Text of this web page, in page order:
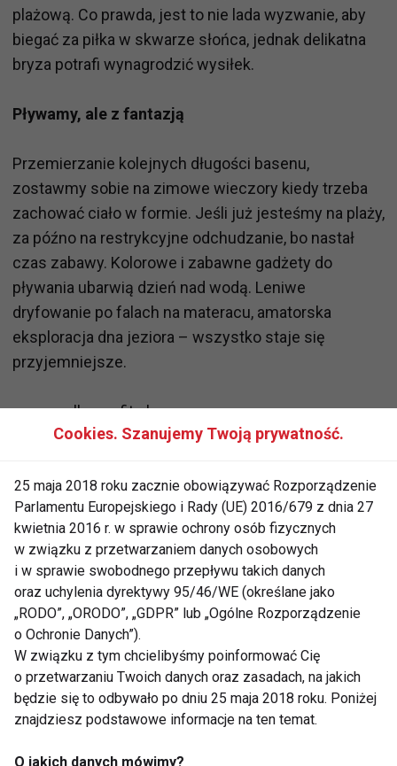
plażową. Co prawda, jest to nie lada wyzwanie, aby
biegać za piłka w skwarze słońca, jednak delikatna
bryza potrafi wynagrodzić wysiłek.
Pływamy, ale z fantazją
Przemierzanie kolejnych długości basenu,
zostawmy sobie na zimowe wieczory kiedy trzeba
zachować ciało w formie. Jeśli już jesteśmy na plaży,
za późno na restrykcyjne odchudzanie, bo nastał
czas zabawy. Kolorowe i zabawne gadżety do
pływania ubarwią dzień nad wodą. Leniwe
dryfowanie po falach na materacu, amatorska
eksploracja dna jeziora – wszystko staje się
przyjemniejsze.
www.wellness.fit.pl
AKTYWNI AKTYWNY WYPOCZYNEK
PLAŻA WELLNESS
Aktywni
Cookies. Szanujemy Twoją prywatność.
25 maja 2018 roku zacznie obowiązywać Rozporządzenie
Parlamentu Europejskiego i Rady (UE) 2016/679 z dnia 27
kwietnia 2016 r. w sprawie ochrony osób fizycznych
w związku z przetwarzaniem danych osobowych
i w sprawie swobodnego przepływu takich danych
oraz uchylenia dyrektywy 95/46/WE (określane jako
„RODO”, „ORODO”, „GDPR” lub „Ogólne Rozporządzenie
o Ochronie Danych”).
W związku z tym chcielibyśmy poinformować Cię
o przetwarzaniu Twoich danych oraz zasadach, na jakich
będzie się to odbywało po dniu 25 maja 2018 roku. Poniżej
znajdziesz podstawowe informacje na ten temat.
O jakich danych mówimy?